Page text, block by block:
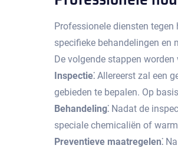
Professionele diensten
specifieke behandelingen en
De volgende stappen
Inspectie⁚Allereerst zal een
gebieden te bepalen.​ Op
Behandeling⁚Nadat de
speciale chemicaliën of
Preventieve maatregelen⁚Na